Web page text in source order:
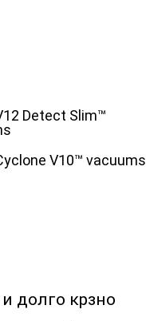
Detect Slim™
V10™ vacuums
долго крзно